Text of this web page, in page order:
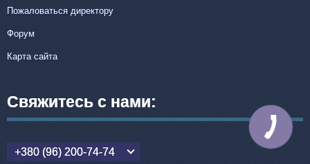
Пожаловаться директору
Форум
Карта сайта
Свяжитесь с нами:
+380 (96) 200-74-74
КНОПКА
СВЯЗИ